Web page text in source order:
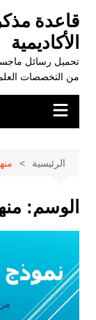
المحتوى
قاعدة
الأكاديمية
من التخصصات
الرئيسية
الوسم: